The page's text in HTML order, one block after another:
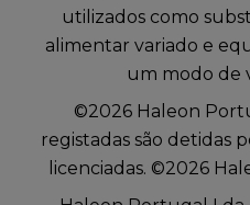
utilizados como
alimentar variado e
um modo de
©2026 Haleon
registadas são detidas
licenciadas. ©2026